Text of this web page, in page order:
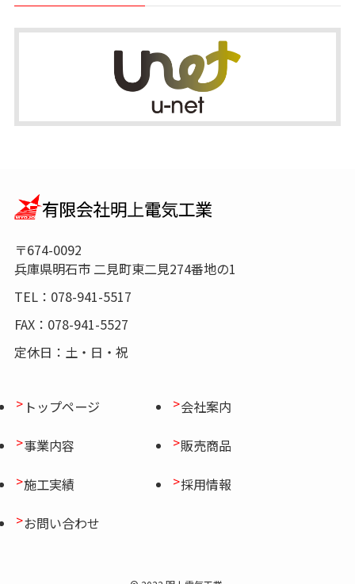
〒674-0092
兵庫県明石市 二見町東二見274番地の1
TEL：078-941-5517
FAX：078-941-5527
定休日：土・日・祝
トップページ 会社案内
事業内容 販売商品
施工実績 採用情報
お問い合わせ